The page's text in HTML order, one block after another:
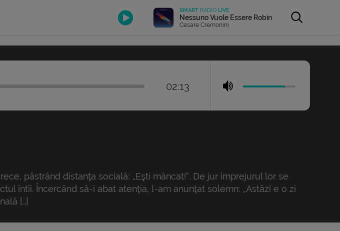
SMART RADIO LIVE
Nessuno Vuole Essere Robin
Cesare Cremonini
02:13
păstrând distanţa socială: „Eşti mâncat!”. De jur împrejurul lor se
întîi. Încercând să-i abat atenţia, l-am anunţat solemn: „Astăzi e o zi
[…]